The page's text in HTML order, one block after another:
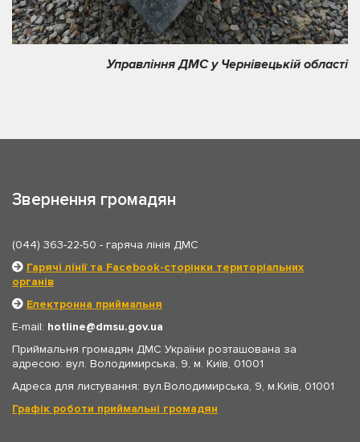
Управління ДМС у Чернівецькій області
Звернення громадян
(044) 363-22-50 - гаряча лінія ДМС
Гарячі лінії та Facebook-сторінки територіальних
органів
Електронна приймальня
E-mail: hotline
dmsu.gov.ua
Приймальня громадян ДМС України розташована за
адресою: вул. Володимирська, 9, м. Київ, 01001
Адреса для листування: вул.Володимирська, 9, м.Київ, 01001
Графік роботи приймальні громадян